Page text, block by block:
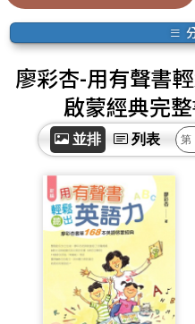
廖彩杏-用有聲書
啟蒙經典完
並排 列表